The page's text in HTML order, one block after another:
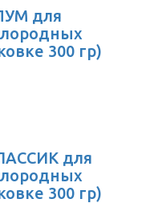
для
300 гр)
для
300 гр)